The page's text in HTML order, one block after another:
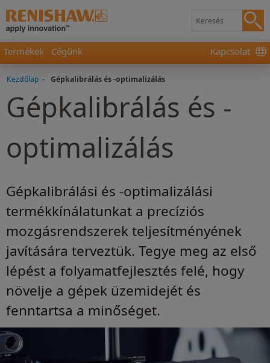
Termékek Cégünk Kapcsolat
Kezdőlap - Gépkalibrálás és -optimalizálás
Gépkalibrálás és -
optimalizálás
Gépkalibrálási és -optimalizálási
termékkínálatunkat a precíziós
mozgásrendszerek teljesítményének
javítására terveztük. Tegye meg az első
lépést a folyamatfejlesztés felé, hogy
növelje a gépek üzemidejét és
fenntartsa a minőséget.